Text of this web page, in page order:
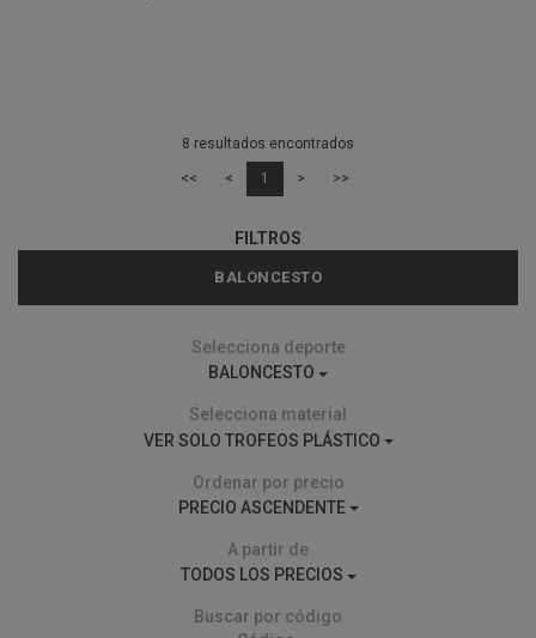
8 resultados encontrados
<< < 1 > >>
FILTROS
BALONCESTO
Selecciona deporte
BALONCESTO
Selecciona material
VER SOLO TROFEOS PLÁSTICO
Ordenar por precio
PRECIO ASCENDENTE
A partir de
TODOS LOS PRECIOS
Buscar por código